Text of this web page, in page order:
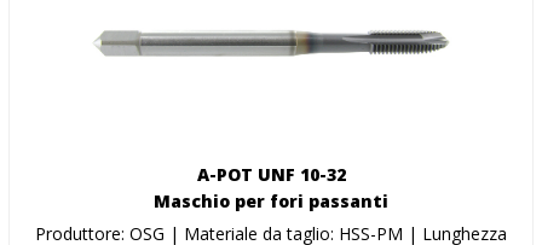
A-POT UNF 10-32
Maschio per fori passanti
Produttore: OSG | Materiale da taglio: HSS-PM | Lunghezza